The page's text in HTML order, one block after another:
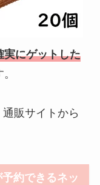
実にゲットした
販サイトから
約できるネッ